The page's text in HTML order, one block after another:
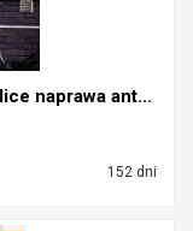
naprawa ant...
152 dni